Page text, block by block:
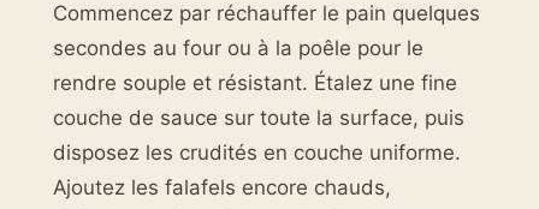
Commencez par réchauffer le pain quelques
secondes au four ou à la poêle pour le
rendre souple et résistant. Étalez une fine
couche de sauce sur toute la surface, puis
disposez les crudités en couche uniforme.
Ajoutez les falafels encore chauds,